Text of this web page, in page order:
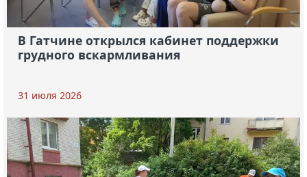
В Гатчине открылся кабинет поддержки
грудного вскармливания
31 июля 2026